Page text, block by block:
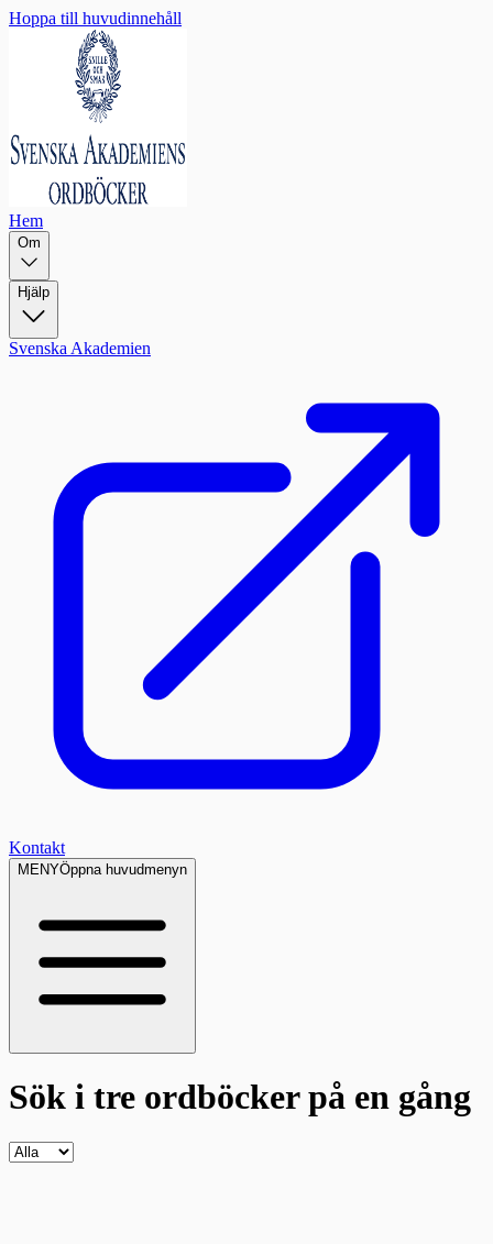
Hoppa till huvudinnehåll
Hem
Om
Hjälp
Svenska Akademien
Kontakt
MENYÖppna huvudmenyn
Sök i tre ordböckerpå en gång